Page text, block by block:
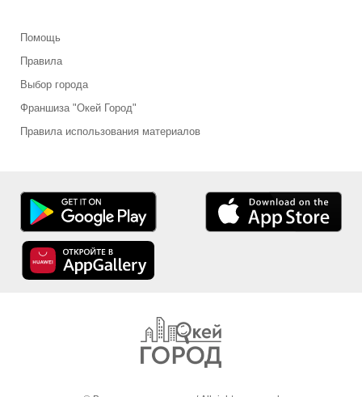
Помощь
Правила
Выбор города
Франшиза "Окей Город"
Правила использования материалов